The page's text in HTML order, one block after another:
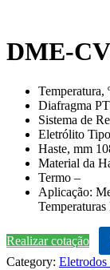
DME-
Temperatura,
Diafragma
Sistema de
Eletrólito
Haste, mm
Material da
Termo –
Aplicação:
Realizar cotação
Category: Eletrodos